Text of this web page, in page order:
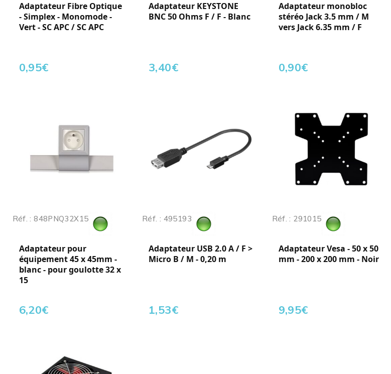
Adaptateur Fibre Optique
- Simplex - Monomode -
Vert - SC APC / SC APC
0,95€
Adaptateur KEYSTONE
BNC 50 Ohms F / F - Blanc
3,40€
Adaptateur monobloc
stéréo Jack 3.5 mm / M
vers Jack 6.35 mm / F
0,90€
Réf. : 848PNQ32X15
Adaptateur pour
équipement 45 x 45mm -
blanc - pour goulotte 32 x
15
6,20€
Réf. : 495193
Adaptateur USB 2.0 A / F >
Micro B / M - 0,20 m
1,53€
Réf. : 291015
Adaptateur Vesa - 50 x 50
mm - 200 x 200 mm - Noir
9,95€